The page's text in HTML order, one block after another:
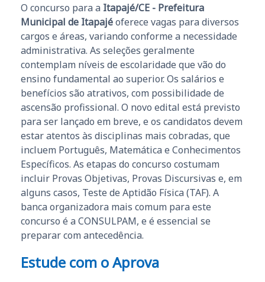
O concurso para a Itapajé/CE - Prefeitura
Municipal de Itapajéoferece vagas para diversos
cargos e áreas, variando conforme a necessidade
administrativa. As seleções geralmente
contemplam níveis de escolaridade que vão do
ensino fundamental ao superior. Os salários e
benefícios são atrativos, com possibilidade de
ascensão profissional. O novo edital está previsto
para ser lançado em breve, e os candidatos devem
estar atentos às disciplinas mais cobradas, que
incluem Português, Matemática e Conhecimentos
Específicos. As etapas do concurso costumam
incluir Provas Objetivas, Provas Discursivas e, em
alguns casos, Teste de Aptidão Física (TAF). A
banca organizadora mais comum para este
concurso é a CONSULPAM, e é essencial se
preparar com antecedência.
Estude com o Aprova